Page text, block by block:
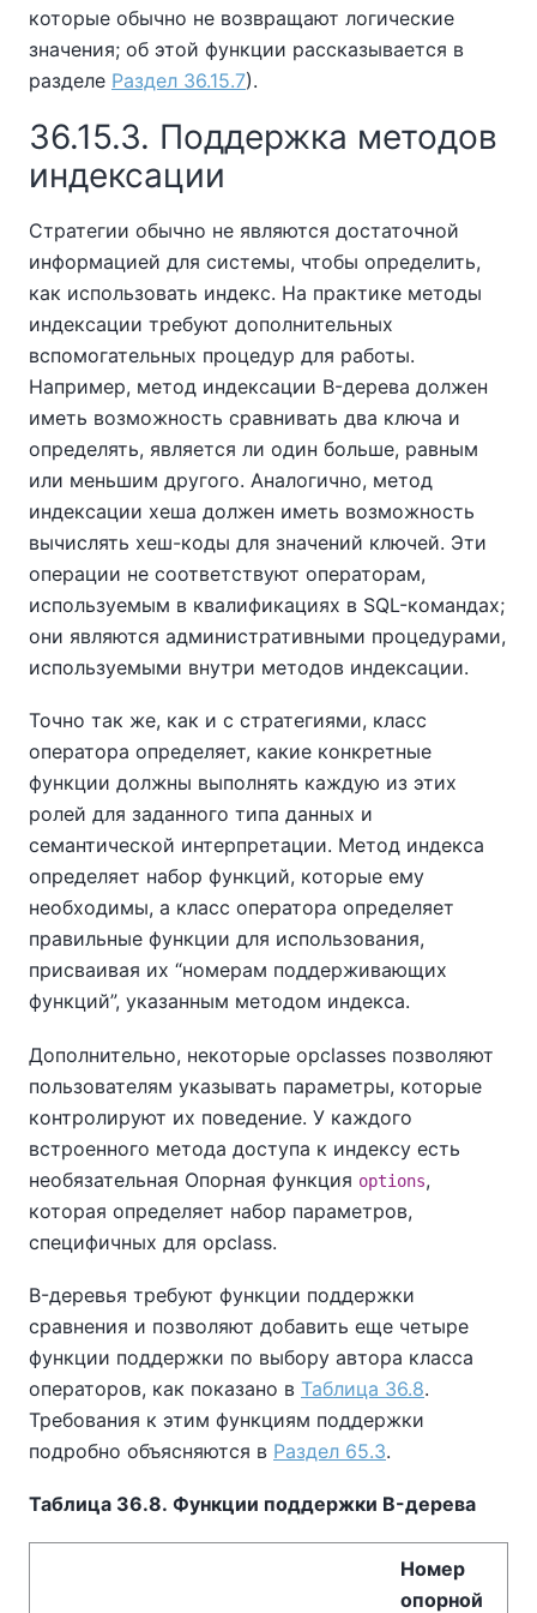
которые обычно не возвращают логические
значения; об этой функции рассказывается в
разделе Раздел 36.15.7).
36.15.3. Поддержка методов
индексации
Стратегии обычно не являются достаточной
информацией для системы, чтобы определить,
как использовать индекс. На практике методы
индексации требуют дополнительных
вспомогательных процедур для работы.
Например, метод индексации B-дерева должен
иметь возможность сравнивать два ключа и
определять, является ли один больше, равным
или меньшим другого. Аналогично, метод
индексации хеша должен иметь возможность
вычислять хеш-коды для значений ключей. Эти
операции не соответствуют операторам,
используемым в квалификациях в SQL-командах;
они являются административными процедурами,
используемыми внутри методов индексации.
Точно так же, как и с стратегиями, класс
оператора определяет, какие конкретные
функции должны выполнять каждую из этих
ролей для заданного типа данных и
семантической интерпретации. Метод индекса
определяет набор функций, которые ему
необходимы, а класс оператора определяет
правильные функции для использования,
присваивая их “номерам поддерживающих
функций”, указанным методом индекса.
Дополнительно, некоторые opclasses позволяют
пользователям указывать параметры, которые
контролируют их поведение. У каждого
встроенного метода доступа к индексу есть
необязательная Опорная функция options,
которая определяет набор параметров,
специфичных для opclass.
B-деревья требуют функции поддержки
сравнения и позволяют добавить еще четыре
функции поддержки по выбору автора класса
операторов, как показано в Таблица 36.8.
Требования к этим функциям поддержки
подробно объясняются в Раздел 65.3.
Таблица 36.8. Функции поддержки B-дерева
Номер
опорной